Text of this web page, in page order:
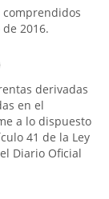
comprendidos
2016.
derivadas
en el
a lo dispuesto
41 de la Ley
Diario Oficial